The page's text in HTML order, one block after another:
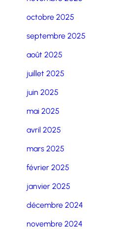
octobre 2025
septembre 2025
août 2025
juillet 2025
juin 2025
mai 2025
avril 2025
mars 2025
février 2025
janvier 2025
décembre 2024
novembre 2024